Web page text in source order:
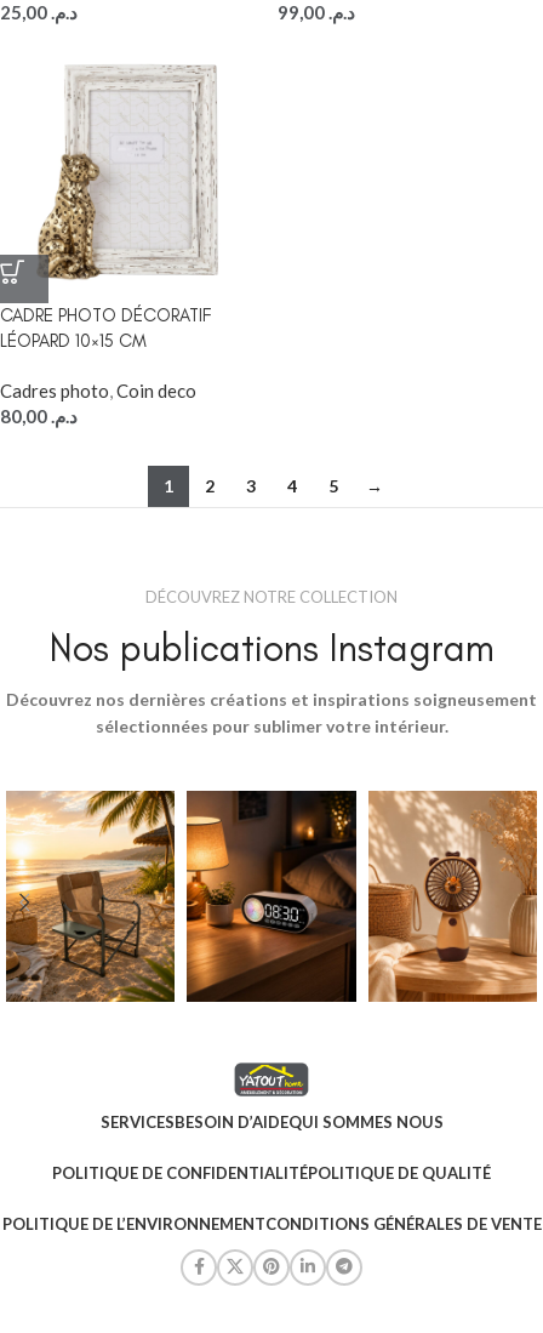
د.م.
د.م.
CADRE PHOTO DÉCORATIF
LÉOPARD 10×15 CM
Cadres photo,Coin deco
د.م.
1 2 3 4 5 →
DÉCOUVREZ NOTRE COLLECTION
Nos publications Instagram
Découvrez nos dernières créations et inspirations soigneusement
sélectionnées pour sublimer votre intérieur.
SERVICESBESOIN D’AIDEQUI SOMMES NOUS
POLITIQUE DE CONFIDENTIALITÉPOLITIQUE DE QUALITÉ
POLITIQUE DE L’ENVIRONNEMENTCONDITIONS GÉNÉRALES DE VENTE